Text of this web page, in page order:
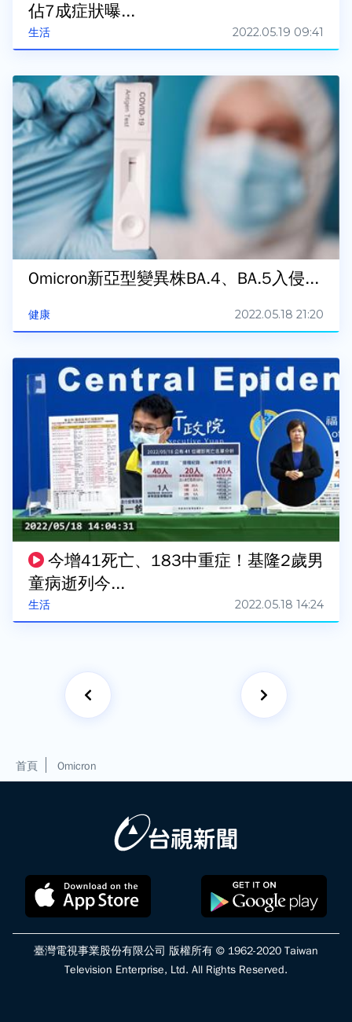
生活
佔7成症狀曝...
2022.05.19 09:41
健康
Omicron新亞型變異株BA.4、BA.5入侵...
2022.05.18 21:20
生活
今增41死亡、183中重症！基隆2歲男
童病逝列今...
2022.05.18 14:24
首頁 Omicron
臺灣電視事業股份有限公司 版權所有 © 1962-2020 Taiwan
Television Enterprise, Ltd. All Rights Reserved.